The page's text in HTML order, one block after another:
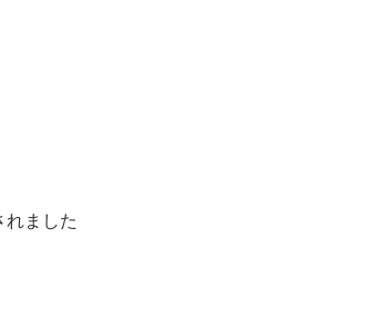
れました